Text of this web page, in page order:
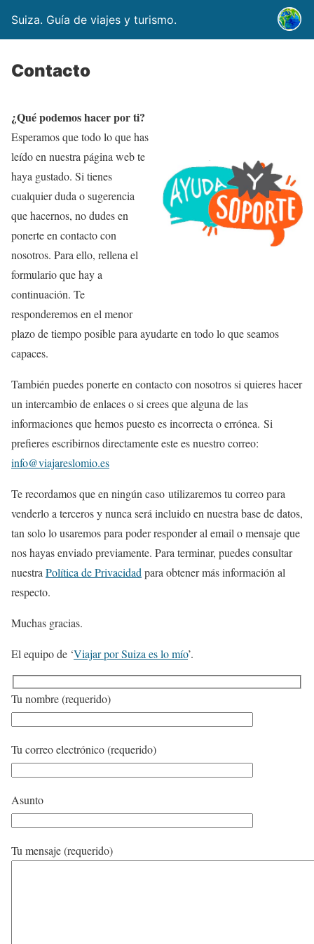
Suiza. Guía de viajes y turismo.
Contacto
¿Qué podemos hacer por ti?
Esperamos que todo lo que has
leído en nuestra página web te
haya gustado. Si tienes
cualquier duda o sugerencia
que hacernos, no dudes en
ponerte en contacto con
nosotros. Para ello, rellena el
formulario que hay a
continuación. Te
responderemos en el menor
plazo de tiempo posible para ayudarte en todo lo que seamos
capaces.
También puedes ponerte en contacto con nosotros si quieres hacer
un intercambio de enlaces o si crees que alguna de las
informaciones que hemos puesto es incorrecta o errónea. Si
prefieres escribirnos directamente este es nuestro correo:
info@viajareslomio.es
Te recordamos que en ningún caso utilizaremos tu correo para
venderlo a terceros y nunca será incluido en nuestra base de datos,
tan solo lo usaremos para poder responder al email o mensaje que
nos hayas enviado previamente. Para terminar, puedes consultar
nuestra Política de Privacidad para obtener más información al
respecto.
Muchas gracias.
El equipo de ‘Viajar por Suiza es lo mío’.
Tu nombre (requerido)
Tu correo electrónico (requerido)
Asunto
Tu mensaje (requerido)